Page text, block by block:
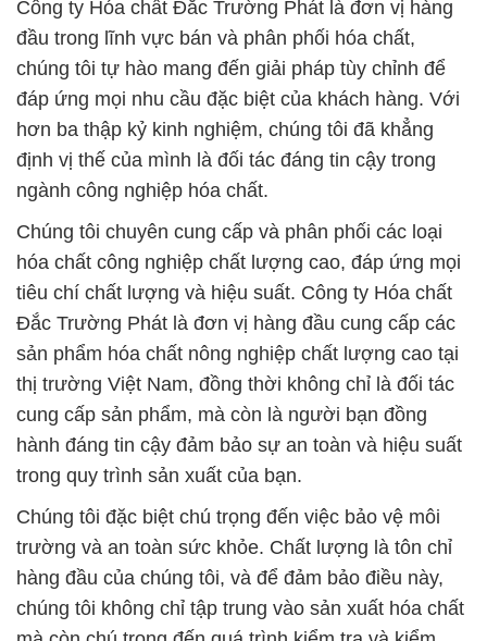
Công ty Hóa chất Đắc Trường Phát là đơn vị hàng
đầu trong lĩnh vực bán và phân phối hóa chất,
chúng tôi tự hào mang đến giải pháp tùy chỉnh để
đáp ứng mọi nhu cầu đặc biệt của khách hàng. Với
hơn ba thập kỷ kinh nghiệm, chúng tôi đã khẳng
định vị thế của mình là đối tác đáng tin cậy trong
ngành công nghiệp hóa chất.
Chúng tôi chuyên cung cấp và phân phối các loại
hóa chất công nghiệp chất lượng cao, đáp ứng mọi
tiêu chí chất lượng và hiệu suất. Công ty Hóa chất
Đắc Trường Phát là đơn vị hàng đầu cung cấp các
sản phẩm hóa chất nông nghiệp chất lượng cao tại
thị trường Việt Nam, đồng thời không chỉ là đối tác
cung cấp sản phẩm, mà còn là người bạn đồng
hành đáng tin cậy đảm bảo sự an toàn và hiệu suất
trong quy trình sản xuất của bạn.
Chúng tôi đặc biệt chú trọng đến việc bảo vệ môi
trường và an toàn sức khỏe. Chất lượng là tôn chỉ
hàng đầu của chúng tôi, và để đảm bảo điều này,
chúng tôi không chỉ tập trung vào sản xuất hóa chất